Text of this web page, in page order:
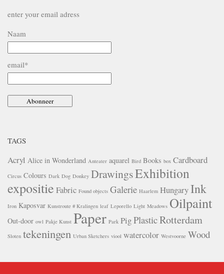
enter your email adress
Naam
email*
TAGS
Acryl Alice in Wonderland Anteater aquarel Bird Books box Cardboard
Circus Colours Dark Dog Donkey DrawingsExhibition
expositie Fabric Found objects Galerie Haarlem HungaryInk
Iron Kaposvar Kunstroute # Kralingen leaf Leporello Light Meadows Oilpaint
Out-door owl Pakje Kunst Paper Park PigPlasticRotterdam
Sloten tekeningen Urban Sketchers viool watercolor Westvoorne Wood